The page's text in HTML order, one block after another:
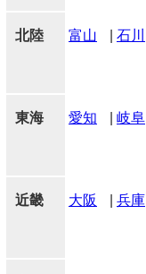
北陸 富山 石川
東海 愛知 岐阜
近畿 大阪 兵庫